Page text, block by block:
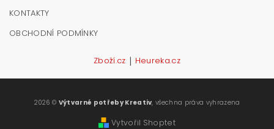
KONTAKTY
OBCHODNÍ PODMÍNKY
Zboží.cz | Heureka.cz
2026 © Výtvarné potřeby Kreativ, všechna práva vyhrazena
Vytvořil Shoptet